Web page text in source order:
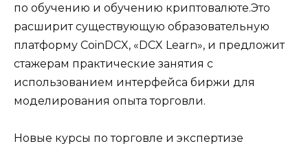
по обучению и обучению криптовалюте.Это
расширит существующую образовательную
платформу CoinDCX, «DCX Learn», и предложит
стажерам практические занятия с
использованием интерфейса биржи для
моделирования опыта торговли.
Новые курсы по торговле и экспертизе